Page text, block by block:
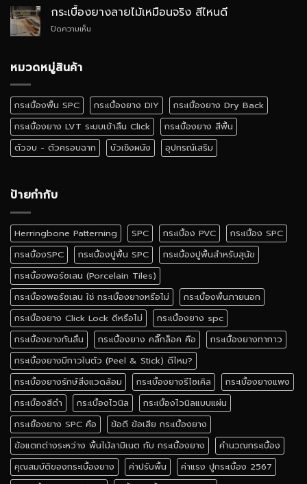
Luxury
ยาง
SPC
กระเบื้องยางลายไม้เหมือนจริง สีไหนดี
ปิดความเห็น
สี
ไหน
ดี
หมวดหมู่สินค้า
กระเบื้องพื้น SPC กระเบื้องยาง DIY
กระเบื้องยาง Dry Back
กระเบื้องยาง LVT ระบบเข้าลิ้น Click
กระเบื้องยาง สีพื้น
ตัวจบ - ตัวครอบฉาก
บัวเชิงผนัง อุปกรณ์เสริม
ป้ายกำกับ
Herringbone Patterning SPC กระเบื้อง PVC
กระเบื้อง SPC
กระเบื้องSPC
กระเบื้องปูพื้น SPC
กระเบื้องปูพื้นสำหรับสุนัข
กระเบื้องพอร์ซเลน (Porcelain Tiles)
กระเบื้องพอร์ซเลน ใช่ กระเบื้องยางหรือไม่
กระเบื้องพื้นภายนอก
กระเบื้องยาง Click Lock ดีหรือไม่
กระเบื้องยาง spc
กระเบื้องยางกันลื่น
กระเบื้องยาง คลิ๊กล็อค คือ
กระเบื้องยางทากาว
กระเบื้องยางมีกาวในตัว (Peel & Stick) ดีไหม?
กระเบื้องยางรักษ์สิ่งแวดล้อม
กระเบื้องยางรีไซเคิล
กระเบื้องยางแพง
กระเบื้องสีดำ
กระเบื้องไวนิล
กระเบื้องไวนิลแบบแผ่น
กระเยื้องยาง SPC คือ
ข้อดี ข้อเสีย กระเบื้องยาง
ข้อแตกต่างระหว่าง พื้นไม้ลามิเนต กับ กระเบื้องยาง
คำนวณกระเบื้อง
คุณสมบัติของกระเบื้องยาง
ค่าปรับพื้น
ค่าแรง ปูกระเบื้อง 2567